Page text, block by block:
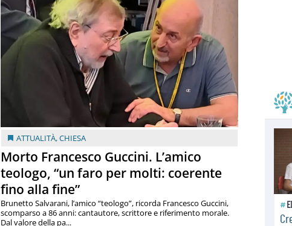
ATTUALITÀ,CHIESA
Morto Francesco Guccini. L’amico
teologo, “un faro per molti: coerente
fino alla fine”
Brunetto Salvarani, l’amico “teologo”, ricorda Francesco Guccini,
scomparso a 86 anni: cantautore, scrittore e riferimento morale.
Dal valore della pa...